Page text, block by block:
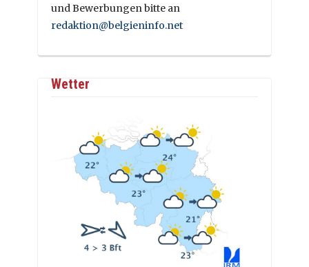
und Bewerbungen bitte an
redaktion@belgieninfo.net
Wetter